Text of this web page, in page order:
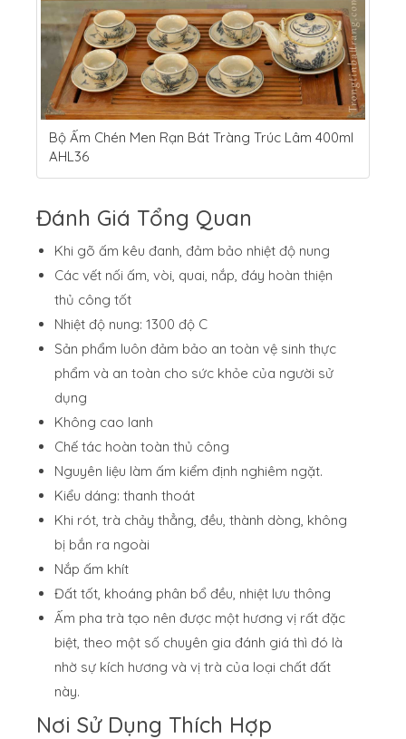
Bộ Ấm Chén Men Rạn Bát Tràng Trúc Lâm 400ml
AHL36
Đánh Giá Tổng Quan
Khi gõ ấm kêu đanh, đảm bảo nhiệt độ nung
Các vết nối ấm, vòi, quai, nắp, đáy hoàn thiện
thủ công tốt
Nhiệt độ nung: 1300 độ C
Sản phẩm luôn đảm bảo an toàn vệ sinh thực
phẩm và an toàn cho sức khỏe của người sử
dụng
Không cao lanh
Chế tác hoàn toàn thủ công
Nguyên liệu làm ấm kiểm định nghiêm ngặt.
Kiểu dáng: thanh thoát
Khi rót, trà chảy thẳng, đều, thành dòng, không
bị bắn ra ngoài
Nắp ấm khít
Đất tốt, khoáng phân bổ đều, nhiệt lưu thông
Ấm pha trà tạo nên được một hương vị rất đặc
biệt, theo một số chuyên gia đánh giá thì đó là
nhờ sự kích hương và vị trà của loại chất đất
này.
Nơi Sử Dụng Thích Hợp